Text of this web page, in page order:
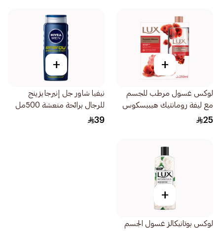
+
لوكس غسول مرطب للجسم
مع ليفة رومانتيك هيبيسكوس
250مل
25
+
نيفيا شاور جل إنيرجايزينج
للرجال برائحة منعشة 500مل
39
+
لوكس بوتانيكالز غسول الجسم